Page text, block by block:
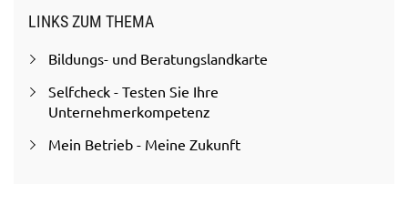
LINKS ZUM THEMA
Bildungs- und Beratungslandkarte
Selfcheck - Testen Sie Ihre
Unternehmerkompetenz
Mein Betrieb - Meine Zukunft